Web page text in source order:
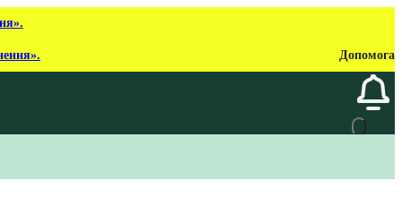
Допомога